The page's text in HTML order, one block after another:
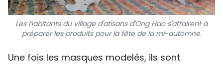
Les habitants du village d'atisans d'Ong Hao s'affairent à
préparer les produits pour la fête de la mi-automne.
Une fois les masques modelés, ils sont